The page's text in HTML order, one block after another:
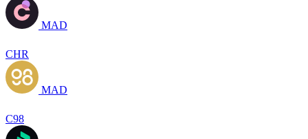
MAD
CHR
MAD
C98